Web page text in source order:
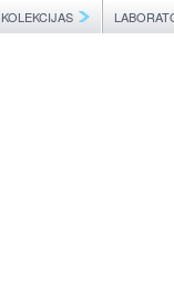
KOLEKCIJAS